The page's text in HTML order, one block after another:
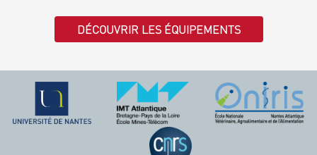
DÉCOUVRIR LES ÉQUIPEMENTS